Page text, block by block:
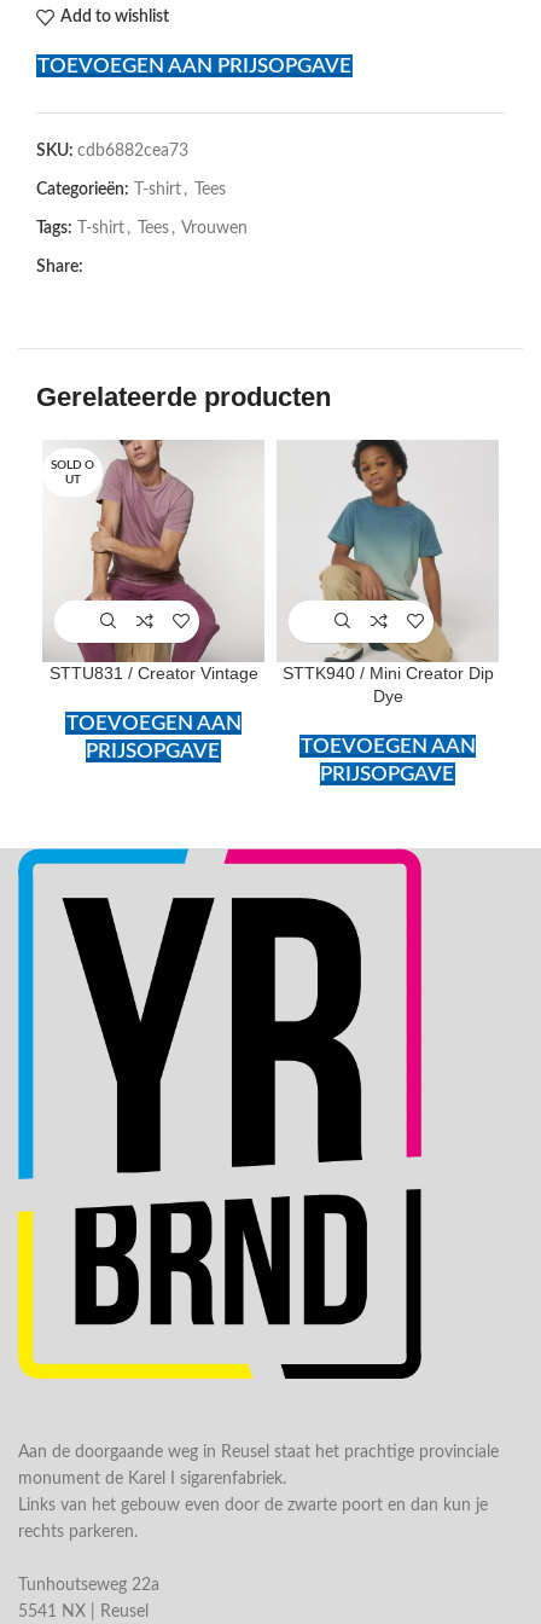
Add to wishlist
TOEVOEGEN AAN PRIJSOPGAVE
SKU: cdb6882cea73
Categorieën: T-shirt , Tees
Tags: T-shirt , Tees , Vrouwen
Share:
Gerelateerde producten
SOLD O
UT
STTU831 / Creator Vintage
TOEVOEGEN AAN
PRIJSOPGAVE
STTK940 / Mini Creator Dip
Dye
TOEVOEGEN AAN
PRIJSOPGAVE
Aan de doorgaande weg in Reusel staat het prachtige provinciale
monument de Karel I sigarenfabriek.
Links van het gebouw even door de zwarte poort en dan kun je
rechts parkeren.
Tunhoutseweg 22a
5541 NX | Reusel